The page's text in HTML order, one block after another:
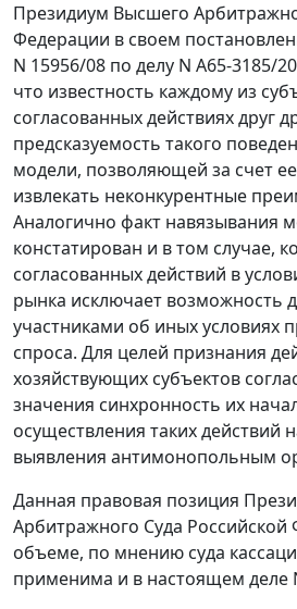
Президиум Высшего
Федерации в своем
N 15956/08 по делу N А65-3185/
что известность каждому из
согласованных действиях друг
предсказуемость такого
модели, позволяющей за счет
извлекать неконкурентные
Аналогично факт навязывания
констатирован и в том случае,
согласованных действий в
рынка исключает возможность
участниками об иных условиях
спроса. Для целей признания
хозяйствующих субъектов
значения синхронность их
осуществления таких действий
выявления антимонопольным
Данная правовая позиция
Арбитражного Суда
объеме, по мнению суда
применима и в настоящем деле